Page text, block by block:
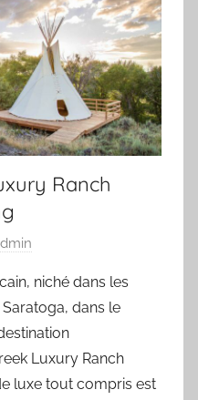
Ranch
niché dans les
dans le
Luxury Ranch
luxe tout compris est